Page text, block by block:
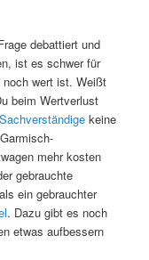
debattiert und
ist es schwer für
noch wert ist. Weißt
beim Wertverlust
Sachverständige keine
mehr kosten
gebrauchte
ein gebrauchter
. Dazu gibt es noch
etwas aufbessern